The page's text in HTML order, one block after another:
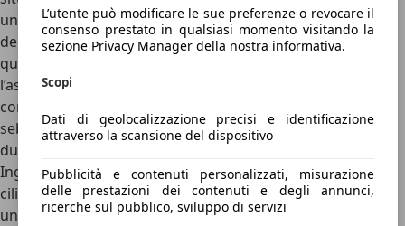
L’utente può modificare le sue preferenze o revocare il
consenso prestato in qualsiasi momento visitando la
sezione Privacy Manager della nostra informativa.
Scopi
Dati di geolocalizzazione precisi e identificazione
attraverso la scansione del dispositivo
Pubblicità e contenuti personalizzati, misurazione
delle prestazioni dei contenuti e degli annunci,
ricerche sul pubblico, sviluppo di servizi
una trazione integrale raffinata e un sistema di gestione
della trazione integrale, il Terrain Response, che rende
questo SUV uno dei più capaci una volta abbandonato
l’asfalto.Peccato per l’assenza di motori davvero
convincenti
sebbene sia stato completamente rivisto restano alcuni
dubbi sull’affidabilità del quattro cilindri della famiglia
Ingenium. Per chi cerca un Evoque a benzina, il1.5 tre
cilindri turbo Mild Hybrid da 160 CVnon è fiacco, ma vibra
un po’ e manca di quella raffinatezza che si cerca su